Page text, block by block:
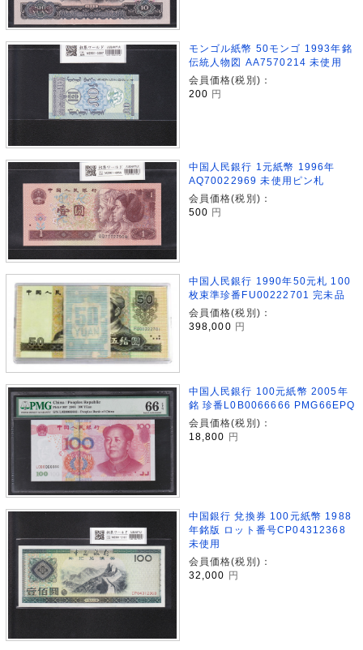
モンゴル紙幣 50モンゴ 1993年銘
伝統人物図 AA7570214 未使用
会員価格(税別)：
200 円
中国人民銀行 1元紙幣 1996年
AQ70022969 未使用ピン札
会員価格(税別)：
500 円
中国人民銀行 1990年50元札 100
枚束準珍番FU00222701 完未品
会員価格(税別)：
398,000 円
中国人民銀行 100元紙幣 2005年
銘 珍番L0B0066666 PMG66EPQ
会員価格(税別)：
18,800
円
中国銀行 兌換券 100元紙幣 1988
年銘版 ロット番号CP04312368
未使用
会員価格(税別)：
32,000
円